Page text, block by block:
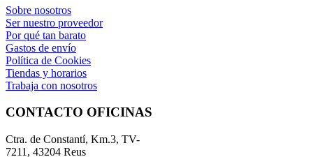
Sobre nosotros
Ser nuestro proveedor
Por qué tan barato
Gastos de envío
Política de Cookies
Tiendas y horarios
Trabaja con nosotros
CONTACTO OFICINAS
Ctra. de Constantí, Km.3, TV-
7211, 43204 Reus